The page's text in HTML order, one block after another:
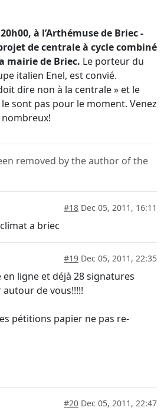
à l’Arthémuse de Briec-
de centrale à cycle combiné
mairie de Briec. Le porteur du
italien Enel, est convié.
dire non à la centrale » et le
le sont pas pour le moment. Venez
removed by the author of the
#18 Dec 05, 2011, 16:11
a briec
#19 Dec 05, 2011, 22:35
ligne et déjà 28 signatures
de vous!!!!!
pétitions papier ne pas re-
#20 Dec 05, 2011, 22:47